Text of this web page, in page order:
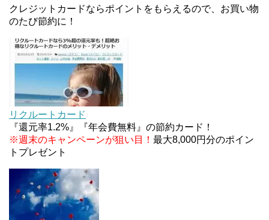
0570を回避する方法
住信SBIネット銀行のデビットカードPoint＋で最大
2%還元！V NEOバンクデビットとどっちが良い？
条件などまとめ
マイナンバーカードの点字っている？デメリット3
クレジットカードならポイントをもらえるので、お買い物
のたび節約に！
リクルートカード
『還元率1.2%』『年会費無料』の節約カード！
※週末のキャンペーンが狙い目！ 最大8,000円分のポイン
トプレゼント